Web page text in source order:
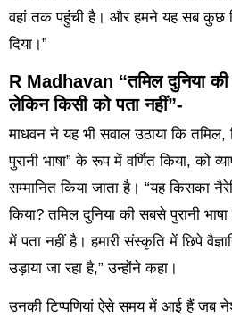
वहां तक पहुंची है। और हमने यह सब कुछ
दिया।”
R Madhavan “तमिल दुनिया की
लेकिन किसी को पता नहीं”-
माधवन ने यह भी सवाल उठाया कि तमिल,
पुरानी भाषा” के रूप में वर्णित किया, को
सम्मानित किया जाता है। “यह किसका
किया? तमिल दुनिया की सबसे पुरानी
में पता नहीं है। हमारी संस्कृति में छिपे
उड़ाया जा रहा है,” उन्होंने कहा।
उनकी टिप्पणियां ऐसे समय में आई हैं